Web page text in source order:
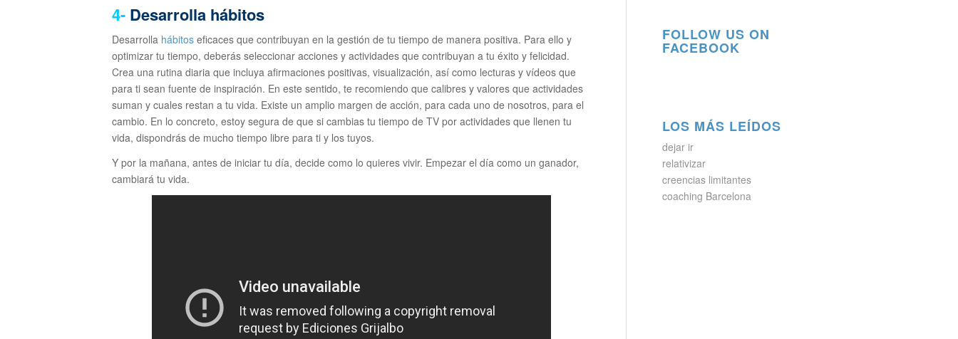
4- Desarrolla hábitos
Desarrolla hábitos eficaces que contribuyan en la gestión de tu tiempo de manera positiva. Para ello y
optimizar tu tiempo, deberás seleccionar acciones y actividades que contribuyan a tu éxito y felicidad.
Crea una rutina diaria que incluya afirmaciones positivas, visualización, así como lecturas y vídeos que
para ti sean fuente de inspiración. En este sentido, te recomiendo que calibres y valores que actividades
suman y cuales restan a tu vida. Existe un amplio margen de acción, para cada uno de nosotros, para el
cambio. En lo concreto, estoy segura de que si cambias tu tiempo de TV por actividades que llenen tu
vida, dispondrás de mucho tiempo libre para ti y los tuyos.
Y por la mañana, antes de iniciar tu día, decide como lo quieres vivir. Empezar el día como un ganador,
cambiará tu vida.
FOLLOW US ON
FACEBOOK
LOS MÁS LEÍDOS
dejar ir
relativizar
creencias limitantes
coaching Barcelona